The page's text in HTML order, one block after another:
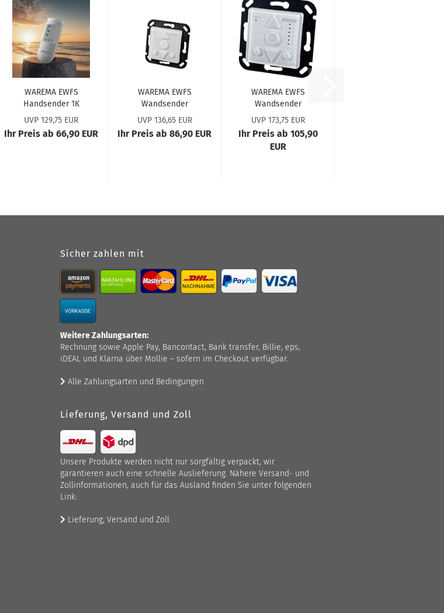
WA­RE­MA EWFS
Hand­sen­der 1K
#2035338
#2035339
#2035340
UVP 129,75 EUR
Ihr Preis ab 66,90 EUR
WA­RE­MA EWFS
Wand­sen­der
basic #2031244
(#2007455
#1002645)
UVP 136,65 EUR
Ihr Preis ab 86,90 EUR
WA­RE­MA EWFS
Wand­sen­der
plus #2031245
(#1002646)
UVP 173,75 EUR
Ihr Preis ab 105,90
EUR
Sicher zahlen mit
Weitere Zahlungsarten:
Rechnung sowie Apple Pay, Bancontact, Bank transfer, Billie, eps,
iDEAL und Klarna über Mollie – sofern im Checkout verfügbar.
Alle Zahlungsarten und Bedingungen
Lieferung, Versand und Zoll
Unsere Produkte werden nicht nur sorgfältig verpackt, wir
garantieren auch eine schnelle Auslieferung. Nähere Versand- und
Zollinformationen, auch für das Ausland finden Sie unter folgenden
Link:
Lieferung, Versand und Zoll